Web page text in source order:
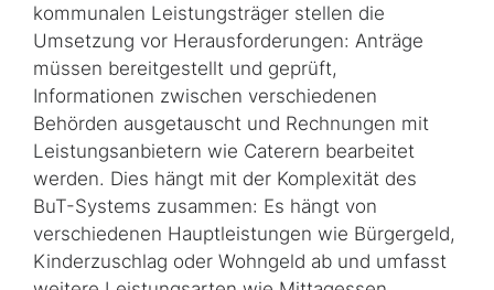
kommunalen Leistungsträger stellen die
Umsetzung vor Herausforderungen: Anträge
müssen bereitgestellt und geprüft,
Informationen zwischen verschiedenen
Behörden ausgetauscht und Rechnungen mit
Leistungsanbietern wie Caterern bearbeitet
werden. Dies hängt mit der Komplexität des
BuT-Systems zusammen: Es hängt von
verschiedenen Hauptleistungen wie Bürgergeld,
Kinderzuschlag oder Wohngeld ab und umfasst